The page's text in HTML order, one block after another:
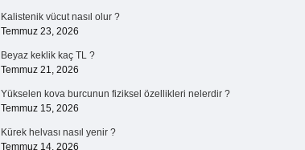
Kalistenik vücut nasıl olur ?
Temmuz 23, 2026
Beyaz keklik kaç TL ?
Temmuz 21, 2026
Yükselen kova burcunun fiziksel özellikleri nelerdir ?
Temmuz 15, 2026
Kürek helvası nasıl yenir ?
Temmuz 14, 2026